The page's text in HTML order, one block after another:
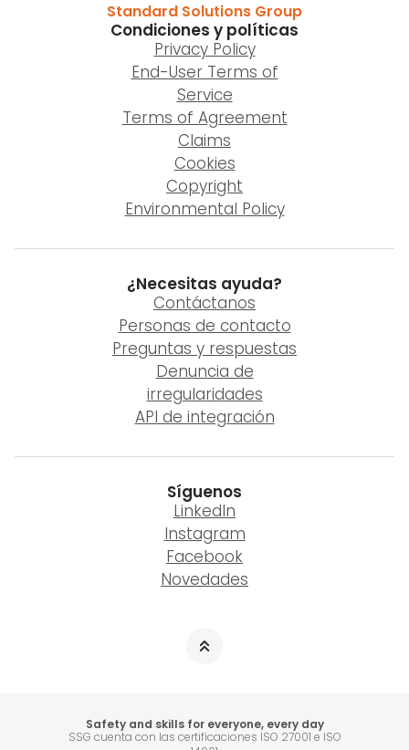
Standard Solutions Group
Condiciones y políticas
Privacy Policy
End-User Terms of
Service
Terms of Agreement
Claims
Cookies
Copyright
Environmental Policy
¿Necesitas ayuda?
Contáctanos
Personas de contacto
Preguntas y respuestas
Denuncia de
irregularidades
API de integración
Síguenos
LinkedIn
Instagram
Facebook
Novedades
Safety and skills for everyone, every day
SSG cuenta con las certificaciones ISO 27001 e ISO